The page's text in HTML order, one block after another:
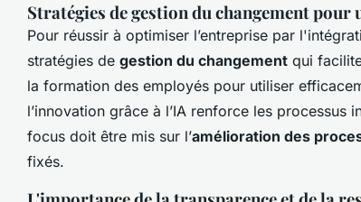
Stratégies de gestion du changement pour
Pour réussir à optimiser l’entreprise par
stratégies de gestion du changement qui
la formation des employés pour utiliser
l’innovation grâce à l’IA renforce les processus
focus doit être mis sur l’amélioration des
fixés.